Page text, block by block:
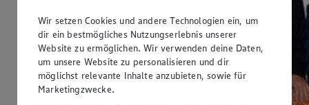
Wir setzen Cookies und andere Technologien ein, um
dir ein bestmögliches Nutzungserlebnis unserer
Website zu ermöglichen. Wir verwenden deine Daten,
um unsere Website zu personalisieren und dir
möglichst relevante Inhalte anzubieten, sowie für
Marketingzwecke.